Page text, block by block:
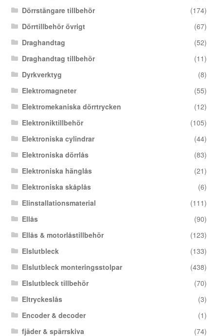
Dörrstängare tillbehör
(174)
Dörrtillbehör övrigt
(67)
Draghandtag
(52)
Draghandtag tillbehör
(11)
Dyrkverktyg
(8)
Elektromagneter
(55)
Elektromekaniska dörrtrycken
(12)
Elektroniktillbehör
(105)
Elektroniska cylindrar
(44)
Elektroniska dörrlås
(83)
Elektroniska hänglås
(21)
Elektroniska skåplås
(6)
Elinstallationsmaterial
(111)
Ellås
(90)
Ellås & motorlåstillbehör
(123)
Elslutbleck
(133)
Elslutbleck monteringsstolpar
(438)
Elslutbleck tillbehör
(70)
Eltryckeslås
(3)
Encoder & decoder
(1)
fjäder & spärrskiva
(74)